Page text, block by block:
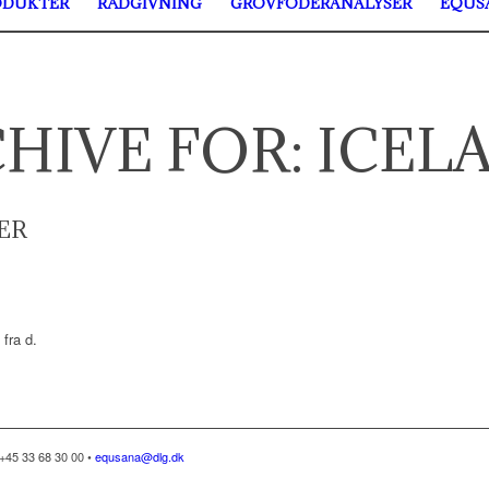
FOR:
d.
33 68 30 00 •equsana@dlg.dk